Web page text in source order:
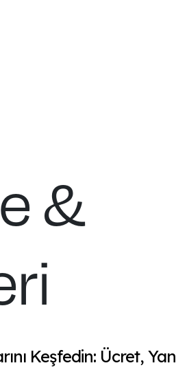
&
Keşfedin: Ücret, Yan